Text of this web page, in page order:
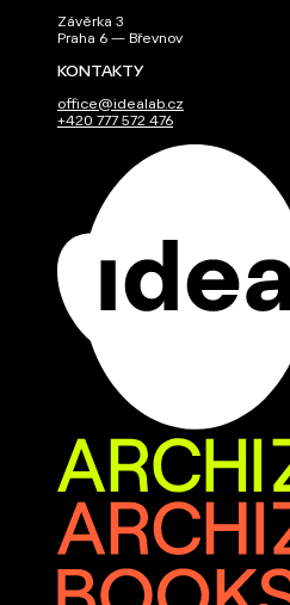
Závěrka 3
Praha 6 — Břevnov
KONTAKTY
office@idealab.cz
+420 777 572 476